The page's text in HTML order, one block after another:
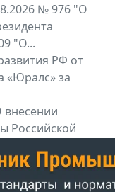
№ 976 "О
"О...
РФ от
«Юралс» за
Российской